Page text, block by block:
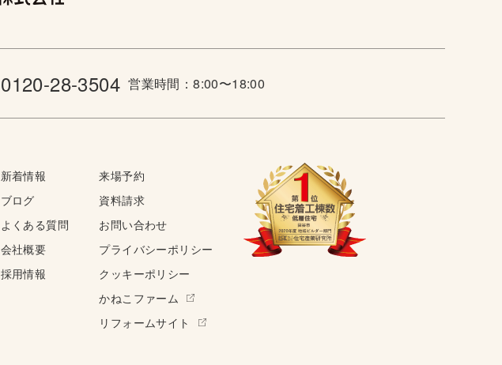
0120-28-3504 営業時間：8:00〜18:00
新着情報
ブログ
よくある質問
会社概要
採用情報
来場予約
資料請求
お問い合わせ
プライバシーポリシー
クッキーポリシー
かねこファーム
リフォームサイト